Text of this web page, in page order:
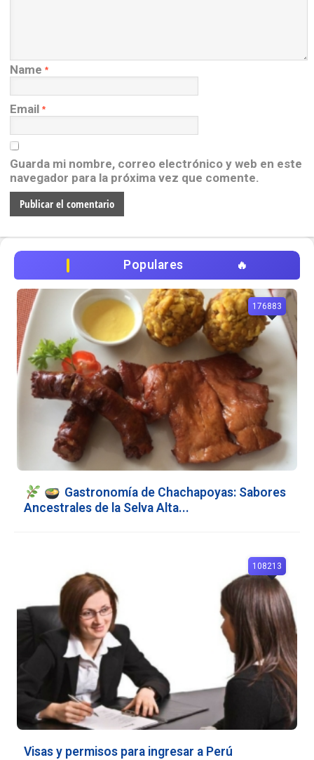
Name *
Email *
Guarda mi nombre, correo electrónico y web en este
navegador para la próxima vez que comente.
Populares
Gastronomía de Chachapoyas: Sabores
Ancestrales de la Selva Alta...
176883
Visas y permisos para ingresar a Perú
108213